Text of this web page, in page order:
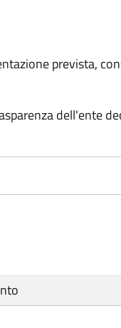
prevista,
dell'ente